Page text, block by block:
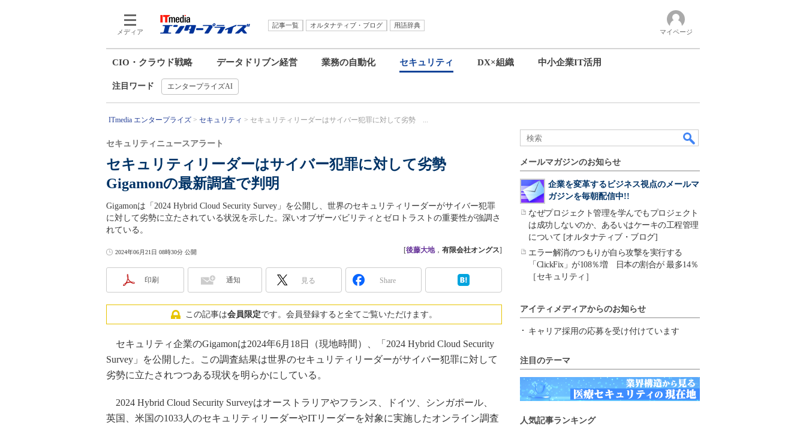
メディア
記事一覧 オルタナティブ・ブログ
用語辞典
マイページ
CIO・クラウド戦略 データドリブン経営 業務の自動化 セキュリティ DX×組織 中小企業IT活用
注目ワード エンタープライズAI
ITmedia エンタープライズ セキュリティ セキュリティリーダーはサイバー犯罪に対して劣勢 ...
セキュリティリーダーはサイバー犯罪に対して劣勢
Gigamonの最新調査で判明
セキュリティニュースアラート
Gigamonは「2024 Hybrid Cloud Security Survey」を公開し、世界のセキュリティリーダーがサイバー犯罪
に対して劣勢に立たされている状況を示した。深いオブザーバビリティとゼロトラストの重要性が強調さ
れている。
2024年06月21日 08時30分 公開 [後藤大地， 有限会社オングス]
印刷 通知 見る Share
この記事は会員限定です。会員登録すると全てご覧いただけます。
セキュリティ企業のGigamonは2024年6月18日（現地時間）、「2024 Hybrid Cloud Security
Survey」を公開した。この調査結果は世界のセキュリティリーダーがサイバー犯罪に対して
劣勢に立たされつつある現状を明らかにしている。
2024 Hybrid Cloud Security Surveyはオーストラリアやフランス、ドイツ、シンガポール、
英国、米国の1033人のセキュリティリーダーやITリーダーを対象に実施したオンライン調査
メールマガジンのお知らせ
企業を変革するビジネス視点のメールマ
ガジンを毎朝配信中!!
なぜプロジェクト管理を学んでもプロジェクト
は成功しないのか、あるいはケーキの工程管理
について [オルタナティブ・ブログ]
エラー解消のつもりが自ら攻撃を実行する
「ClickFix」が108％増 日本の割合が 最多14％
［セキュリティ］
アイティメディアからのお知らせ
キャリア採用の応募を受け付けています
注目のテーマ
人気記事ランキング